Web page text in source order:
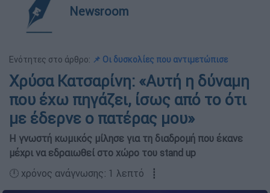
Newsroom
Ενότητες στο άρθρο: 📌 Οι δυσκολίες που αντιμετώπισε
Χρύσα Κατσαρίνη: «Αυτή η δύναμη
που έχω πηγάζει, ίσως από το ότι
με έδερνε ο πατέρας μου»
Η γνωστή κωμικός μίλησε για τη διαδρομή που έκανε
μέχρι να εδραιωθεί στο χώρο του stand up
🕛 χρόνος ανάγνωσης: 1 λεπτό ┋